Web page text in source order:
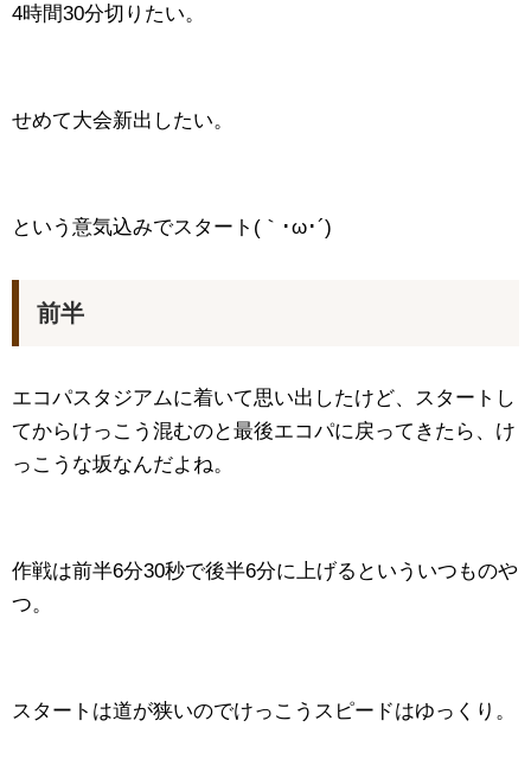
4時間30分切りたい。
せめて大会新出したい。
という意気込みでスタート(｀･ω･´)ゞ
前半
エコパスタジアムに着いて思い出したけど、スタートし
てからけっこう混むのと最後エコパに戻ってきたら、け
っこうな坂なんだよね。
作戦は前半6分30秒で後半6分に上げるといういつものや
つ。
スタートは道が狭いのでけっこうスピードはゆっくり。